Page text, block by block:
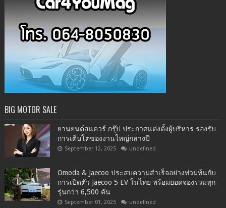
BIG MOTOR SALE
ยานยนต์สแควร์ กรุ๊ป ประกาศแต่งตั้งผู้บริหาร รองรับ
การเติบโตของงานใหญ่กลางปี
September 12, 2025 undefined
Omoda & Jaecoo ประสบความสำเร็จอย่างท่วมท้นกับ
การเปิดตัว Jaecoo 5 EV ในไทย พร้อมยอดจองรวมทุก
รุ่นกว่า 6,500 คัน
September 01, 2025 undefined